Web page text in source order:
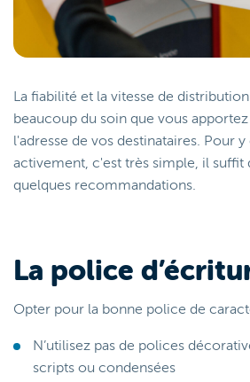
La fiabilité et la vitesse de
beaucoup du soin que vous
l'adresse de vos destinataires. Pour
activement, c'est très simple, il suffit
quelques recommandations.
La police
Opter pour la bonne police de
N’utilisez pas de polices
scripts ou condensées